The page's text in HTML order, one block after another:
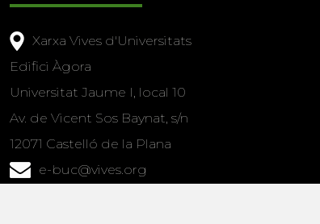
Xarxa Vives d'Universitats
Edifici Àgora
Universitat Jaume I, local 10
Av. de Vicent Sos Baynat, s/n
12071 Castelló de la Plana
e-buc@vives.org